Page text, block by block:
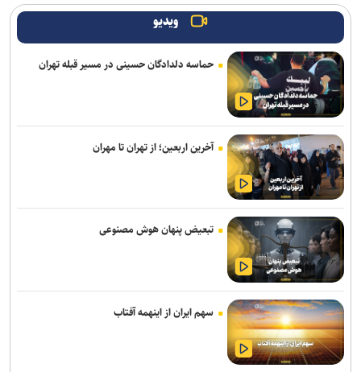
نامزدی بهترین فیلم و بازیگری «دوچرخه آبی» در ۲ جشنواره جهانی/
نمایش فیلم در ۳ جشنواره دیگر
دور دوم اجرای کمدی «سندباد و فیروز» در خانه نمایش مهرگان
روایت قربانیان خاموش جنگ به زبان ژاپنی منتشر شد
برگزاری «زندگی‌نامه داستانی» در موزه انقلاب اسلامی و دفاع مقدس
«خلیق» مردی بود که بلخ را زیست و سرود
نمایش‌های کشور، ٢ شب به صحنه نمی‌روند
خبرنگار؛ روایتگر روز‌هایی که از سر گذراندیم و فردایی که پیش رو داریم
هیئت داوران پنجمین سوگواره ملی نمایش‌های آیینی و مذهبی «نی‌ناله»
معرفی شدند
ویدیو
حماسه دلدادگان حسینی در مسیر قبله تهران
آخرین اربعین؛ از تهران تا مهران
تبعیض پنهان هوش مصنوعی
سهم ایران از اینهمه آفتاب